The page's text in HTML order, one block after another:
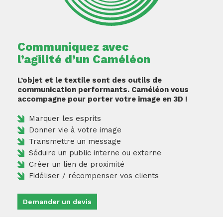
Communiquez avec
l’agilité d’un Caméléon
L’objet et le textile sont des outils de
communication performants. Caméléon vous
accompagne pour porter votre image en 3D !
Marquer les esprits
Donner vie à votre image
Transmettre un message
Séduire un public interne ou externe
Créer un lien de proximité
Fidéliser / récompenser vos clients
Demander un devis